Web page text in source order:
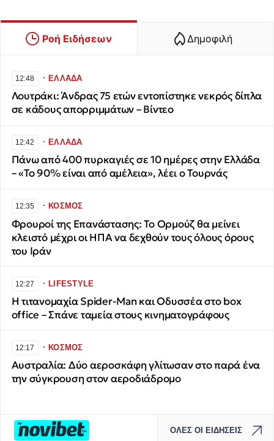
Ροή Ειδήσεων Δημοφιλή
12:48 ∙ΕΛΛΑΔΑ
Λουτράκι: Άνδρας 75 ετών εντοπίστηκε νεκρός δίπλα
σε κάδους απορριμμάτων – Βίντεο
12:42 ∙ΕΛΛΑΔΑ
Πάνω από 400 πυρκαγιές σε 10 ημέρες στην Ελλάδα
– «Το 90% είναι από αμέλεια», λέει ο Τουρνάς
12:35 ∙ΚΟΣΜΟΣ
Φρουροί της Επανάστασης: Το Ορμούζ θα μείνει
κλειστό μέχρι οι ΗΠΑ να δεχθούν τους όλους όρους
του Ιράν
12:27 ∙LIFESTYLE
Η τιτανομαχία Spider-Man και Οδυσσέα στο box
office – Σπάνε ταμεία στους κινηματογράφους
12:17 ∙ΚΟΣΜΟΣ
Αυστραλία: Δύο αεροσκάφη γλίτωσαν στο παρά ένα
την σύγκρουση στον αεροδιάδρομο
ΟΛΕΣ ΟΙ ΕΙΔΗΣΕΙΣ